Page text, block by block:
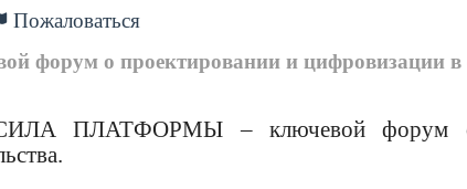
Пожаловаться
о проектировании и цифровизации в
СИЛА ПЛАТФОРМЫ – ключевой форум о